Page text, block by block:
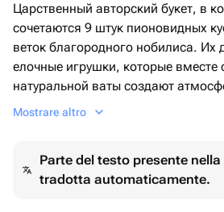
Царственный авторский букет, в
сочетаются 9 штук пионовидных
веток благородного нобилиса. Их
елочные игрушки, которые вместе
натуральной ваты создают
волшебства. Все это гармонично
Mostrare altro
Parte del testo presente
tradotta automaticamente.